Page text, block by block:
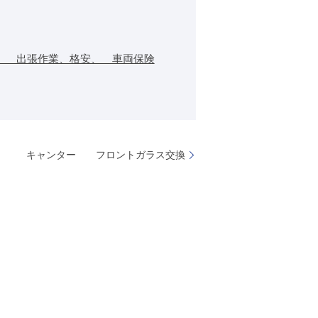
出張作業、格安、 車両保険
キャンター フロントガラス交換